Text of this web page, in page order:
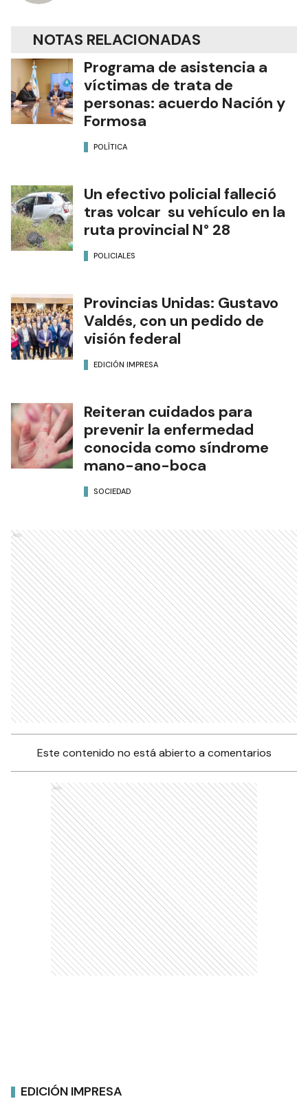
NOTAS RELACIONADAS
Programa de asistencia a
víctimas de trata de
personas: acuerdo Nación y
Formosa
POLÍTICA
Un efectivo policial falleció
tras volcar su vehículo en la
ruta provincial N° 28
POLICIALES
Provincias Unidas: Gustavo
Valdés, con un pedido de
visión federal
EDICIÓN IMPRESA
Reiteran cuidados para
prevenir la enfermedad
conocida como síndrome
mano-ano-boca
SOCIEDAD
Ads
Este contenido no está abierto a comentarios
Ads
EDICIÓN IMPRESA